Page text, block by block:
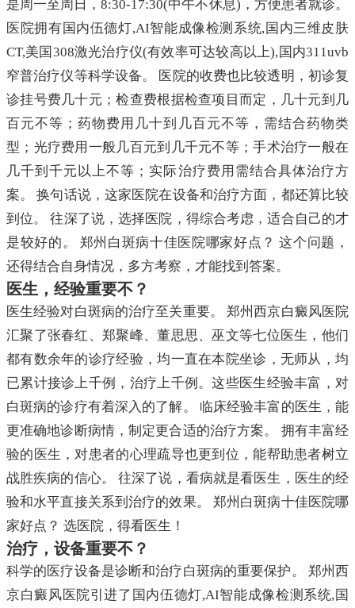
是周一至周日，8:30-17:30(中午不休息)，方便患者就诊。
医院拥有国内伍德灯,AI智能成像检测系统,国内三维皮肤
CT,美国308激光治疗仪(有效率可达较高以上),国内311uvb
窄普治疗仪等科学设备。 医院的收费也比较透明，初诊复
诊挂号费几十元；检查费根据检查项目而定，几十元到几
百元不等；药物费用几十到几百元不等，需结合药物类
型；光疗费用一般几百元到几千元不等；手术治疗一般在
几千到千元以上不等；实际治疗费用需结合具体治疗方
案。 换句话说，这家医院在设备和治疗方面，都还算比较
到位。 往深了说，选择医院，得综合考虑，适合自己的才
是较好的。 郑州白斑病十佳医院哪家好点？ 这个问题，
还得结合自身情况，多方考察，才能找到答案。
医生，经验重要不？
医生经验对白斑病的治疗至关重要。 郑州西京白癜风医院
汇聚了张春红、郑聚峰、董思思、巫文等七位医生，他们
都有数余年的诊疗经验，均一直在本院坐诊，无师从，均
已累计接诊上千例，治疗上千例。这些医生经验丰富，对
白斑病的诊疗有着深入的了解。 临床经验丰富的医生，能
更准确地诊断病情，制定更合适的治疗方案。 拥有丰富经
验的医生，对患者的心理疏导也更到位，能帮助患者树立
战胜疾病的信心。 往深了说，看病就是看医生，医生的经
验和水平直接关系到治疗的效果。 郑州白斑病十佳医院哪
家好点？ 选医院，得看医生！
治疗，设备重要不？
科学的医疗设备是诊断和治疗白斑病的重要保护。 郑州西
京白癜风医院引进了国内伍德灯,AI智能成像检测系统,国